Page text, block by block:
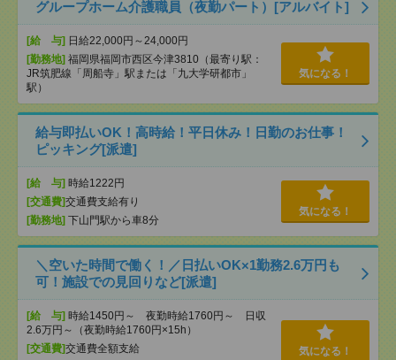
グループホーム介護職員（夜勤パート）[アルバイト]
[給 与] 日給22,000円～24,000円
[勤務地] 福岡県福岡市西区今津3810（最寄り駅：
JR筑肥線「周船寺」駅または「九大学研都市」
駅）
気になる！
給与即払いOK！高時給！平日休み！日勤のお仕事！
ピッキング[派遣]
[給 与] 時給1222円
[交通費]交通費支給有り
[勤務地] 下山門駅から車8分
気になる！
＼空いた時間で働く！／日払いOK×1勤務2.6万円も
可！施設での見回りなど[派遣]
[給 与] 時給1450円～ 夜勤時給1760円～ 日収
2.6万円～（夜勤時給1760円×15h）
[交通費]交通費全額支給
気になる！